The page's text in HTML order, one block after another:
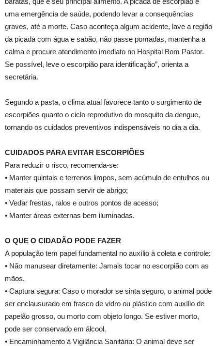
uma emergência de saúde, podendo levar a consequências
graves, até a morte. Caso aconteça algum acidente, lave a região
da picada com água e sabão, não passe pomadas, mantenha a
calma e procure atendimento imediato no Hospital Bom Pastor.
Se possível, leve o escorpião para identificação”, orienta a
secretária.
Segundo a pasta, o clima atual favorece tanto o surgimento de
escorpiões quanto o ciclo reprodutivo do mosquito da dengue,
tornando os cuidados preventivos indispensáveis no dia a dia.
CUIDADOS PARA EVITAR ESCORPIÕES
Para reduzir o risco, recomenda-se:
• Manter quintais e terrenos limpos, sem acúmulo de entulhos ou
materiais que possam servir de abrigo;
• Vedar frestas, ralos e outros pontos de acesso;
• Manter áreas externas bem iluminadas.
O QUE O CIDADÃO PODE FAZER
A população tem papel fundamental no auxílio à coleta e controle:
• Não manusear diretamente: Jamais tocar no escorpião com as
mãos.
• Captura segura: Caso o morador se sinta seguro, o animal pode
ser enclausurado em frasco de vidro ou plástico com auxílio de
papelão grosso, ou morto com objeto longo. Se estiver morto,
pode ser conservado em álcool.
• Encaminhamento à Vigilância Sanitária: O animal deve ser